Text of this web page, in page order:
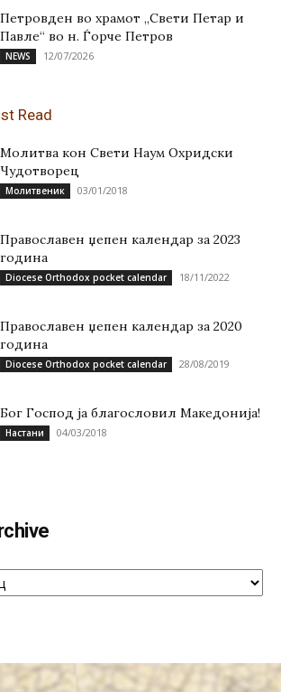
Петровден во храмот „Свети Петар и
Павле“ во н. Ѓорче Петров
NEWS 12/07/2026
Read
Молитва кон Свети Наум Охридски
Чудотворец
Молитвеник 03/01/2018
Православен џепен календар за 2023
година
Diocese Orthodox pocket calendar 18/11/2022
Православен џепен календар за 2020
година
Diocese Orthodox pocket calendar 28/08/2019
Бог Господ ја благословил Македонија!
Настани 04/03/2018